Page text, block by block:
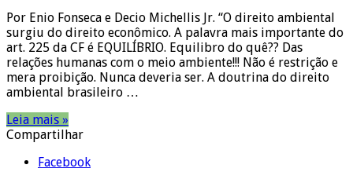
Por Enio Fonseca e Decio Michellis Jr. “O direito ambiental
surgiu do direito econômico. A palavra mais importante do
art. 225 da CF é EQUILÍBRIO. Equilibro do quê?? Das
relações humanas com o meio ambiente!!! Não é restrição e
mera proibição. Nunca deveria ser. A doutrina do direito
ambiental brasileiro …
Leia mais »
Compartilhar
Facebook